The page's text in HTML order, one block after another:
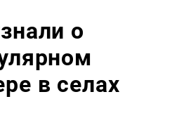
о
в селах